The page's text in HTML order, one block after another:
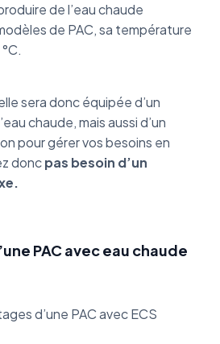
de l’eau chaude
de PAC, sa température
sera donc équipée d’un
chaude, mais aussi d’un
pour gérer vos besoins en
doncpas besoin d’un
PAC avec eau chaude
d’une PAC avec ECS